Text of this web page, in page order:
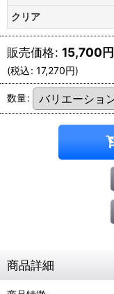
クリア
販売価格: 15,700円
(税込: 17,270円)
数量:
商品詳細